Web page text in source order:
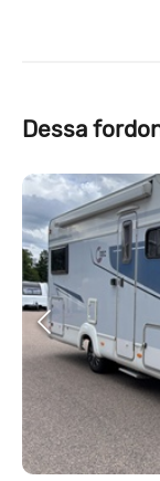
Dessa